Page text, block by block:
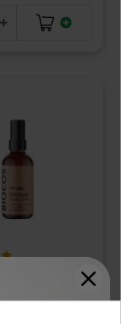
šuniukų
ml